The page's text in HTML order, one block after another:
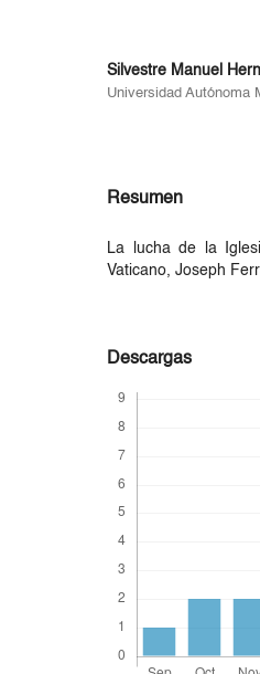
Silvestre Manuel
Universidad Autónoma
Resumen
La lucha de la
Vaticano, Joseph
Descargas